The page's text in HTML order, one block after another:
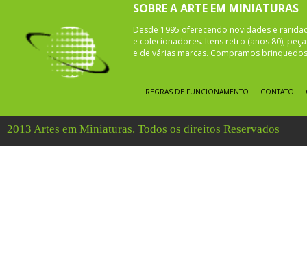
SOBRE A ARTE EM MINIATURAS
Desde 1995 oferecendo novidades e
e colecionadores. Itens retro (anos 80),
e de várias marcas. Compramos
REGRAS DE FUNCIONAMENTO CONTATO
2013 Artes em Miniaturas. Todos os direitos Reservados